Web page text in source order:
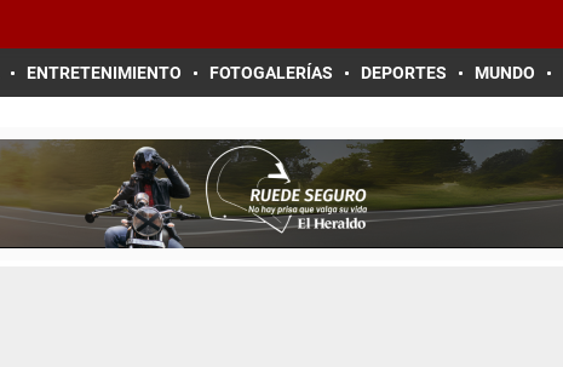
ENTRETENIMIENTO FOTOGALERÍAS DEPORTES MUNDO